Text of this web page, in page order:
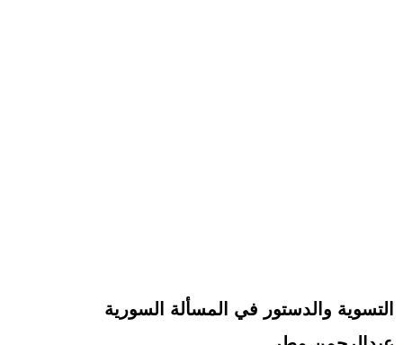
التسوية والدستور في المسألة السورية